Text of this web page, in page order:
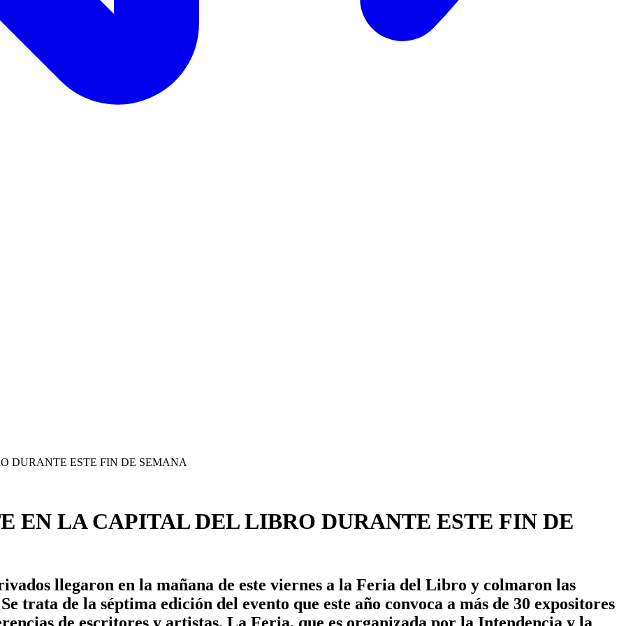
EN LA CAPITAL DEL LIBRO DURANTE ESTE FIN DE
llegaron en la mañana de este viernes a la Feria del Libro y colmaron las
trata de la séptima edición del evento que este año convoca a más de 30 expositores